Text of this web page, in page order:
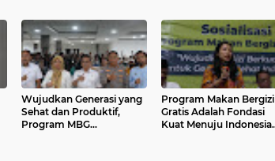
Wujudkan Generasi yang
Sehat dan Produktif,
Program MBG
Program Makan Bergizi
Gratis Adalah Fondasi
Kuat Menuju Indonesia